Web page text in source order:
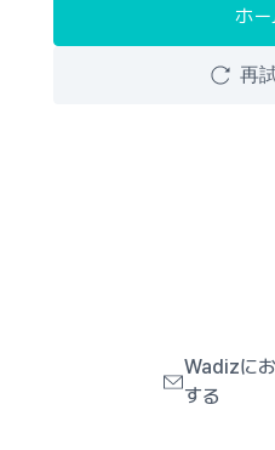
ホ
再
Wadizに
する